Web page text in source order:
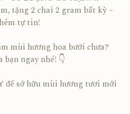
tặng 2 chai 2 gram bất kỳ –
tự tin!
mùi hương hoa bưởi chưa?
bạn ngay nhé! 👇
để sở hữu mùi hương tươi mới